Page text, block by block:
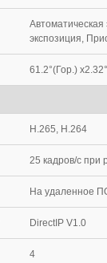
экспозиция,
61.2°(Гор.)
H.265, H.264
25 кадров/с при
На удаленное
DirectIP V1.0
4